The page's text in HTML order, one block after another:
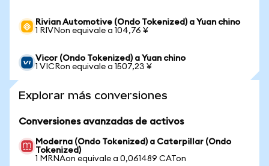
Rivian Automotive (Ondo Tokenized) a Yuan chino
1 RIVNon equivale a 104,76 ¥
Vicor (Ondo Tokenized) a Yuan chino
1 VICRon equivale a 1507,23 ¥
Explorar más conversiones
Conversiones avanzadas de activos
Moderna (Ondo Tokenized) a Caterpillar (Ondo
Tokenized)
1 MRNAon equivale a 0,061489 CATon